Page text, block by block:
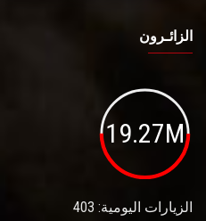
الزائـرون
19.27M
الزيارات اليومية: 403